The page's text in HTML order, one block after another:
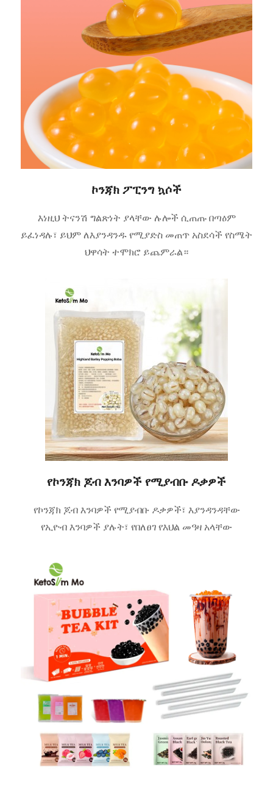
ኮንጃክ ፖፒንግ ኳሶች
እነዚህ ትናንሽ ግልጽነት ያላቸው ሉሎች ሲጠጡ በጣዕም
ይፈነዳሉ፣ ይህም ለእያንዳንዱ የሚያድስ መጠጥ አስደሳች የስሜት
ህዋሳት ተሞክሮ ይጨምራል።
የኮንጃክ ጆብ እንባዎች የሚያብቡ ዶቃዎች
የኮንጃክ ጆብ እንባዎች የሚያብቡ ዶቃዎች፣ እያንዳንዳቸው
የኢዮብ እንባዎች ያሉት፣ የበለፀገ የእህል መዓዛ አላቸው